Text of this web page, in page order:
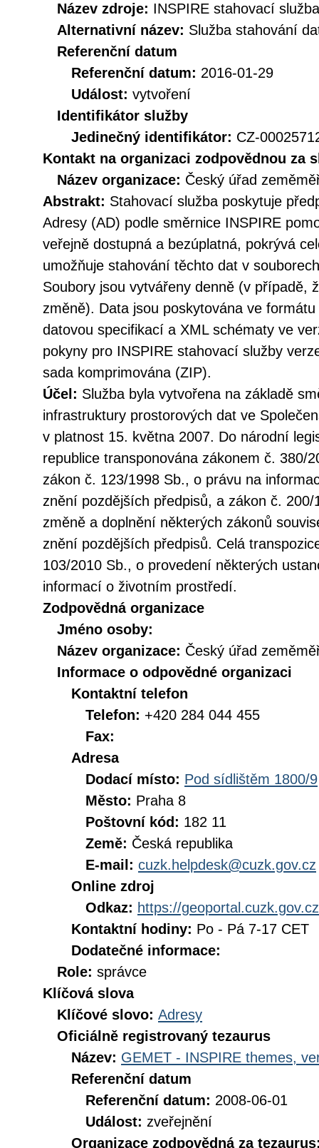
Název zdroje: INSPIRE stahovací
Alternativní název: Služba stahování
Referenční datum
Referenční datum: 2016-01-29
Událost: vytvoření
Identifikátor služby
Jedinečný identifikátor: CZ-
Kontakt na organizaci zodpovědnou za
Název organizace: Český úřad
Abstrakt: Stahovací služba poskytuje
Adresy (AD) podle směrnice INSPIRE
veřejně dostupná a bezúplatná, pokrývá
umožňuje stahování těchto dat v
Soubory jsou vytvářeny denně (v případě,
změně). Data jsou poskytována ve
datovou specifikací a XML schématy ve
pokyny pro INSPIRE stahovací služby
sada komprimována (ZIP).
Účel: Služba byla vytvořena na základě
infrastruktury prostorových dat ve
v platnost 15. května 2007. Do národní
republice transponována zákonem č. 380/
zákon č. 123/1998 Sb., o právu na
znění pozdějších předpisů, a zákon č.
změně a doplnění některých zákonů
znění pozdějších předpisů. Celá
103/2010 Sb., o provedení některých
informací o životním prostředí.
Zodpovědná organizace
Jméno osoby:
Název organizace: Český úřad
Informace o odpovědné organizaci
Kontaktní telefon
Telefon: +420 284 044 455
Fax:
Adresa
Dodací místo: Pod sídlištěm 1800/9
Město: Praha 8
Poštovní kód: 182 11
Země: Česká republika
E-mail: cuzk.helpdesk@cuzk.gov.cz
Online zdroj
Odkaz: https://geoportal.cuzk.gov.cz
Kontaktní hodiny: Po - Pá 7-17 CET
Dodatečné informace:
Role: správce
Klíčová slova
Klíčové slovo: Adresy
Oficiálně registrovaný tezaurus
Název: GEMET - INSPIRE themes,
Referenční datum
Referenční datum: 2008-06-01
Událost: zveřejnění
Organizace zodpovědná za